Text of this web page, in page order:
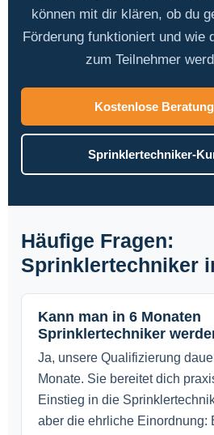
können mit dir klären, ob du
Förderung funktioniert und wie
zum Teilnehmer
Kostenlose
Sprinklertechniker-
Häufige Fragen:
Sprinklertechniker
Kann man in 6 Monaten
Sprinklertechniker
Ja, unsere Qualifizierung
Monate. Sie bereitet dich
Einstieg in die
aber die ehrliche Einordnung: